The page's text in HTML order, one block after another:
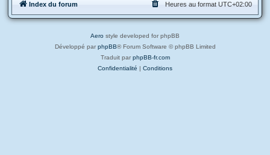
e
r
Index du forum Heures au format UTC+02:00
Aero style developed for phpBB
Développé par phpBB® Forum Software © phpBB Limited
Traduit par phpBB-fr.com
Confidentialité | Conditions